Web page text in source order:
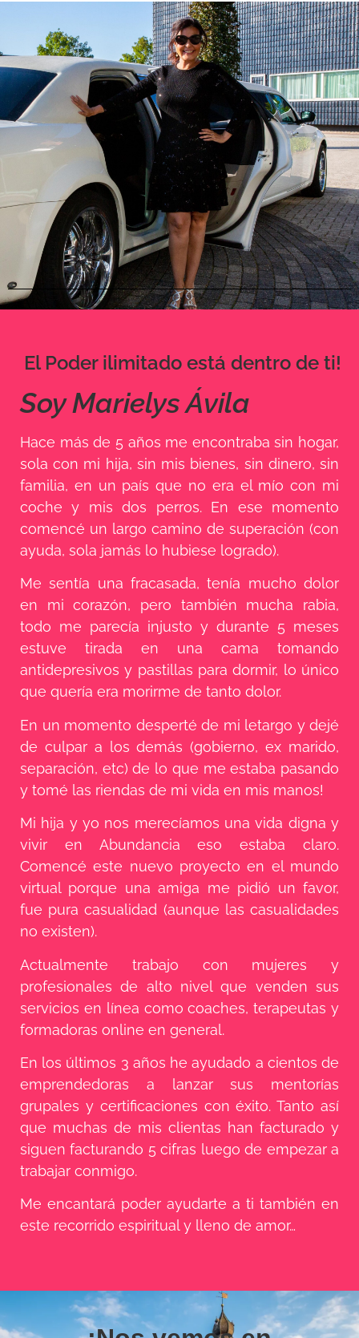
El Poder ilimitado está dentro de ti!
Soy Marielys Ávila
Hace más de 5 años me encontraba sin hogar,
sola con mi hija, sin mis bienes, sin dinero, sin
familia, en un país que no era el mío con mi
coche y mis dos perros. En ese momento
comencé un largo camino de superación (con
ayuda, sola jamás lo hubiese logrado).
Me sentía una fracasada, tenía mucho dolor
en mi corazón, pero también mucha rabia,
todo me parecía injusto y durante 5 meses
estuve tirada en una cama tomando
antidepresivos y pastillas para dormir, lo único
que quería era morirme de tanto dolor.
En un momento desperté de mi letargo y dejé
de culpar a los demás (gobierno, ex marido,
separación, etc) de lo que me estaba pasando
y tomé las riendas de mi vida en mis manos!
Mi hija y yo nos merecíamos una vida digna y
vivir en Abundancia eso estaba claro.
Comencé este nuevo proyecto en el mundo
virtual porque una amiga me pidió un favor,
fue pura casualidad (aunque las casualidades
no existen).
Actualmente trabajo con mujeres y
profesionales de alto nivel que venden sus
servicios en línea como coaches, terapeutas y
formadoras online en general.
En los últimos 3 años he ayudado a cientos de
emprendedoras a lanzar sus mentorías
grupales y certificaciones con éxito. Tanto así
que muchas de mis clientas han facturado y
siguen facturando 5 cifras luego de empezar a
trabajar conmigo.
Me encantará poder ayudarte a ti también en
este recorrido espiritual y lleno de amor…